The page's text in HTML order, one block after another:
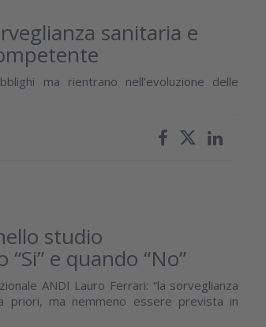
sanitaria e
ma rientrano nell’evoluzione delle
studio
e quando “No”
ANDI Lauro Ferrari: “la sorveglianza
priori, ma nemmeno essere prevista in